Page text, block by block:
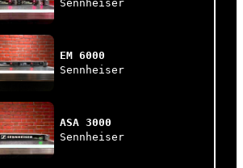
Sennheiser
EM 6000
Sennheiser
ASA 3000
Sennheiser